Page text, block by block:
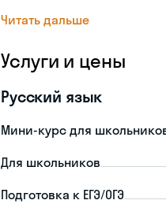
Читать дальше
Услуги и цены
Русский язык
Мини-курс для
Для школьников
Подготовка к ЕГЭ/ОГЭ